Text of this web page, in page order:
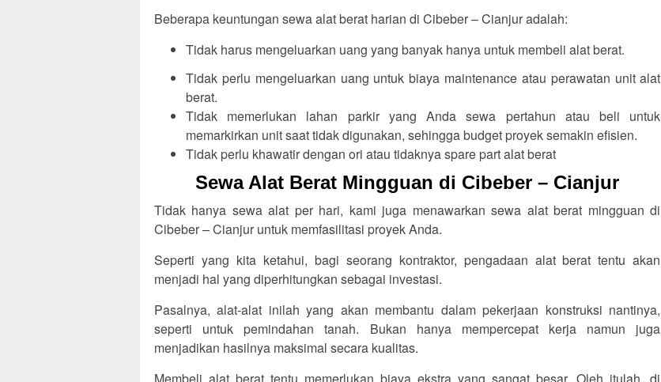
Beberapa keuntungan sewa alat berat harian di Cibeber – Cianjur adalah:
Tidak harus mengeluarkan uang yang banyak hanya untuk membeli alat berat.
Tidak perlu mengeluarkan uang untuk biaya maintenance atau perawatan unit alat
berat.
Tidak memerlukan lahan parkir yang Anda sewa pertahun atau beli untuk
memarkirkan unit saat tidak digunakan, sehingga budget proyek semakin efisien.
Tidak perlu khawatir dengan ori atau tidaknya spare part alat berat
Sewa Alat Berat Mingguan di Cibeber – Cianjur
Tidak hanya sewa alat per hari, kami juga menawarkan sewa alat berat mingguan di
Cibeber – Cianjur untuk memfasilitasi proyek Anda.
Seperti yang kita ketahui, bagi seorang kontraktor, pengadaan alat berat tentu akan
menjadi hal yang diperhitungkan sebagai investasi.
Pasalnya, alat-alat inilah yang akan membantu dalam pekerjaan konstruksi nantinya,
seperti untuk pemindahan tanah. Bukan hanya mempercepat kerja namun juga
menjadikan hasilnya maksimal secara kualitas.